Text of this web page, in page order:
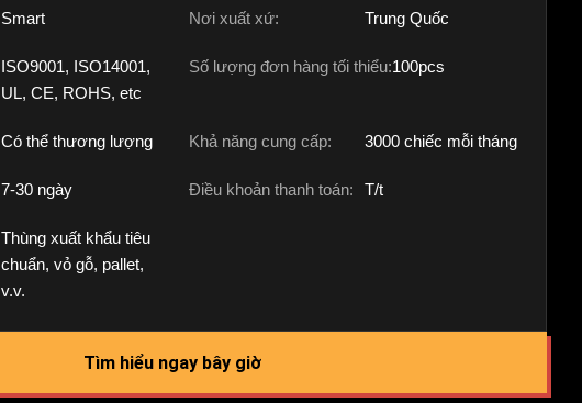
Smart Nơi xuất xứ: Trung Quốc
ISO9001, ISO14001,
UL, CE, ROHS, etc
Số lượng đơn hàng tối thiểu:100pcs
Có thể thương lượng Khả năng cung cấp: 3000 chiếc mỗi tháng
7-30 ngày Điều khoản thanh toán: T/t
Thùng xuất khẩu tiêu
chuẩn, vỏ gỗ, pallet,
v.v.
Tìm hiểu ngay bây giờ